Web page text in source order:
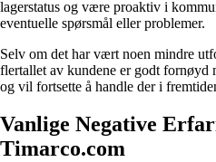
lagerstatus og være proaktiv i
eventuelle spørsmål eller problemer.
Selv om det har vært noen mindre
flertallet av kundene er godt fornøyd
og vil fortsette å handle der i
Vanlige Negative
Timarco.com